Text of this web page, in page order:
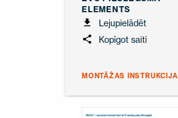
ELEMENTS
Lejupielādēt
Kopīgot saiti
MONTĀŽAS INSTRUKCIJA